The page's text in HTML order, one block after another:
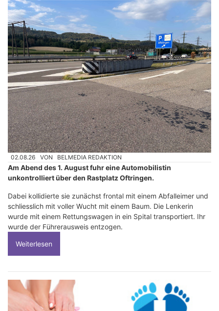
02.08.26 VON BELMEDIA REDAKTION
Am Abend des 1. August fuhr eine Automobilistin
unkontrolliert über den Rastplatz Oftringen.
Dabei kollidierte sie zunächst frontal mit einem Abfalleimer und
schliesslich mit voller Wucht mit einem Baum. Die Lenkerin
wurde mit einem Rettungswagen in ein Spital transportiert. Ihr
wurde der Führerausweis entzogen.
Weiterlesen